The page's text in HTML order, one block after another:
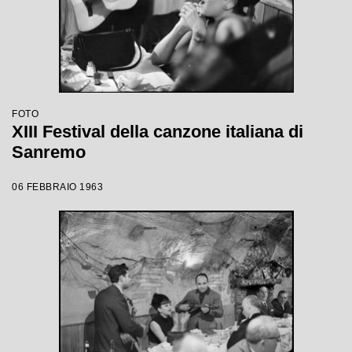
FOTO
XIII Festival della canzone italiana di
Sanremo
06 FEBBRAIO 1963